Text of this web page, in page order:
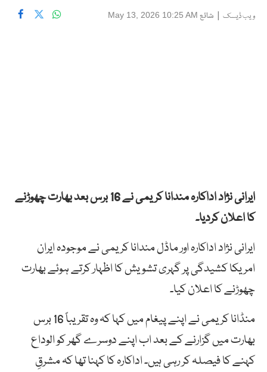
ویب ڈیسک | شائع May 13, 2026 10:25 AM
ایرانی نژاد اداکارہ مندانا کریمی نے 16 برس بعد بھارت چھوڑنے
کا اعلان کردیا۔
ایرانی نژاد اداکارہ اور ماڈل مندانا کریمی نے موجودہ ایران
امریکا کشیدگی پر گہری تشویش کا اظہار کرتے ہوئے بھارت
چھوڑنے کا اعلان کیا۔
منڈانا کریمی نے اپنے پیغام میں کہا کہ وہ تقریباً 16 برس
بھارت میں گزارنے کے بعد اب اپنے دوسرے گھر کو الوداع
کہنے کا فیصلہ کر رہی ہیں۔ اداکارہ کا کہنا تھا کہ مشرقِ